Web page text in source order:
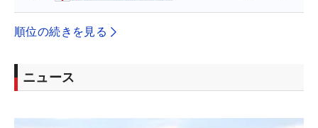
順位の続きを見る
ニュース